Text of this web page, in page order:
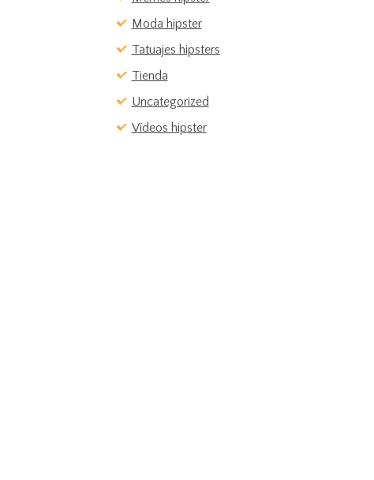
Moda hipster
Tatuajes hipsters
Tienda
Uncategorized
Vídeos hipster